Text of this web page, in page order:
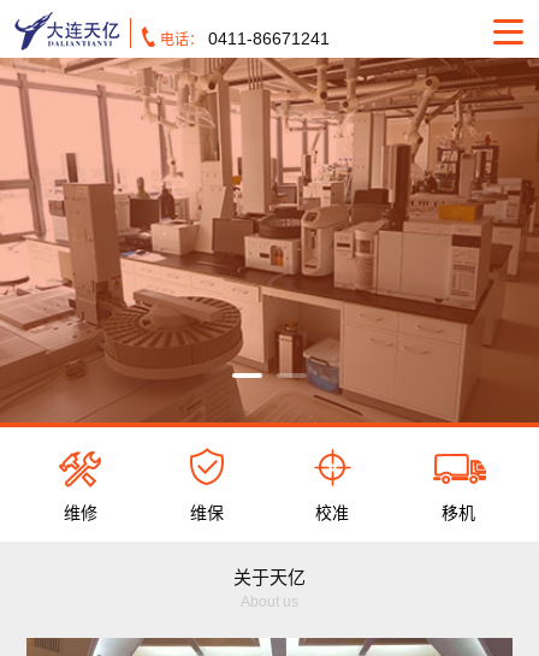
电话： 0411-86671241
维修 维保 校准 移机
关于天亿
About us